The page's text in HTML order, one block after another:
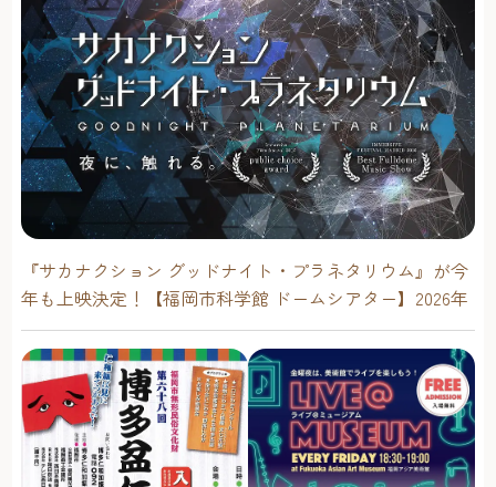
『サカナクション グッドナイト・プラネタリウム』が今
年も上映決定！【福岡市科学館 ドームシアター】2026年